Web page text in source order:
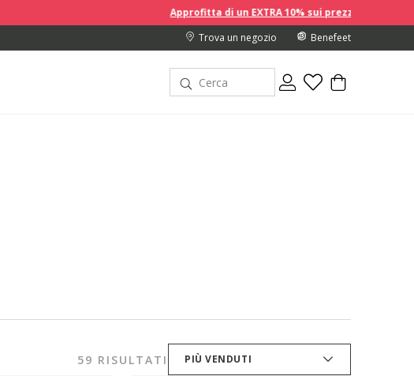
Approfitta di un EXTRA 10% sui prezzi scontati acquistando 2 o
Trova un negozio Benefeet
59 RISULTATI PIÙ VENDUTI